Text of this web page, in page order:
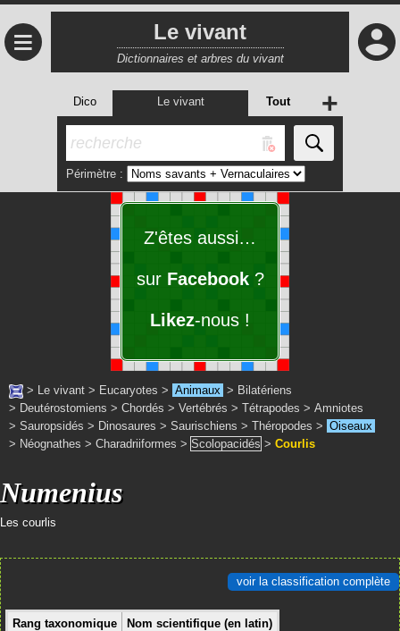
≡ Le vivant
Dictionnaires et arbres du vivant
Dico Le vivant Tout
Périmètre :
+
Z'êtes aussi…
sur Facebook?
Likez-nous !
> Le vivant > Eucaryotes > Animaux > Bilatériens
> Deutérostomiens > Chordés > Vertébrés > Tétrapodes > Amniotes
> Sauropsidés > Dinosaures > Saurischiens > Théropodes > Oiseaux
> Néognathes > Charadriiformes > Scolopacidés > Courlis
Numenius
Les courlis
voir la classification complète
Rang taxonomique
Nom scientifique (en latin)